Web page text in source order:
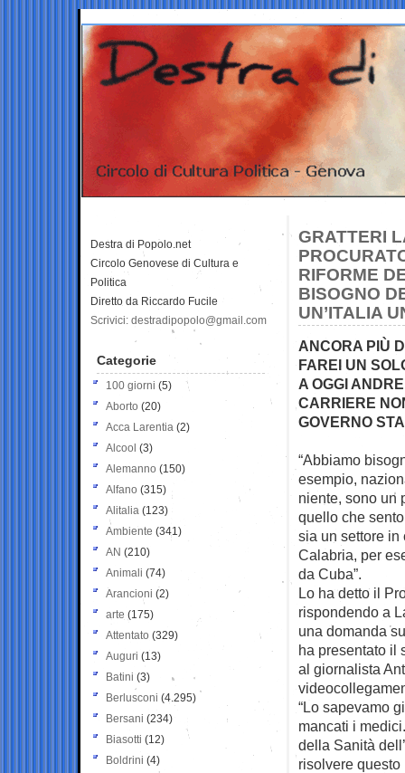
GRATTERI
RIFORME
BISOGNO
UN’ITALIA
ANCORA PIÙ
FAREI UN
A OGGI
CARRIERE
GOVERNO
“Abbiamo
esempio,
niente, sono un
quello che
sia un settore in
Calabria, per
da Cuba”.
Lo ha detto il
rispondendo a
una domanda
ha presentato il
al giornalista
“Lo sapevamo
mancati i
della Sanità
risolvere
Destra di Popolo.net
Circolo Genovese di Cultura e
Politica
Diretto da Riccardo Fucile
Scrivici: destradipopolo@gmail.com
Categorie
100 giorni (5)
Aborto (20)
Acca Larentia (2)
Alcool (3)
Alemanno (150)
Alfano (315)
Alitalia (123)
Ambiente (341)
AN (210)
Animali (74)
Arancioni (2)
arte (175)
Attentato (329)
Auguri (13)
Batini (3)
Berlusconi (4.295)
Bersani (234)
Biasotti (12)
Boldrini (4)